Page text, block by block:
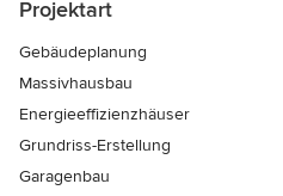
Projektart
Gebäudeplanung
Massivhausbau
Energieeffizienzhäuser
Grundriss-Erstellung
Garagenbau